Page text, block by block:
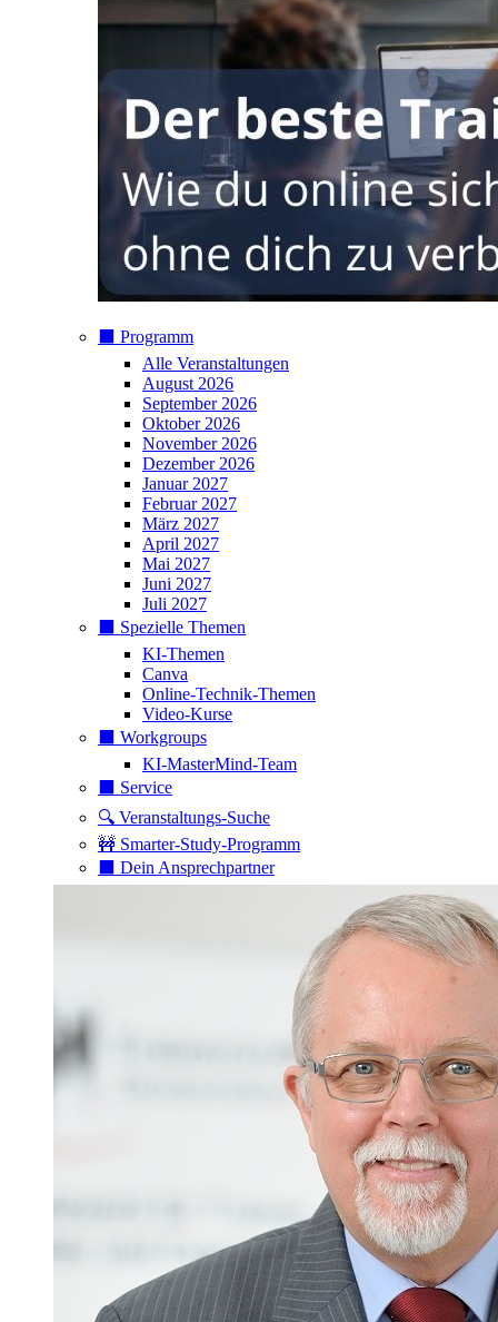
⬛️ Programm
Alle Veranstaltungen
August 2026
September 2026
Oktober 2026
November 2026
Dezember 2026
Januar 2027
Februar 2027
März 2027
April 2027
Mai 2027
Juni 2027
Juli 2027
⬛️ Spezielle Themen
KI-Themen
Canva
Online-Technik-Themen
Video-Kurse
⬛️ Workgroups
KI-MasterMind-Team
⬛️ Service
🔍 Veranstaltungs-Suche
🚧 Smarter-Study-Programm
⬛️ Dein Ansprechpartner